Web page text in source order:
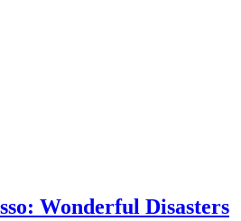
Wonderful Disasters